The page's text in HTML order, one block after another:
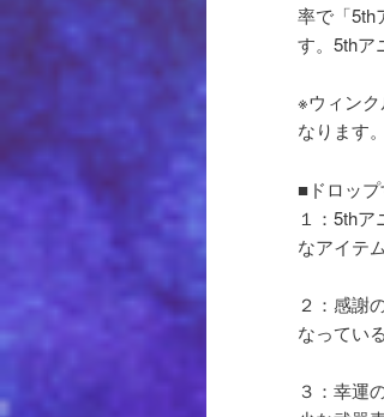
率で「5th
す。5thア
※ウィン
なります。
■ドロッ
１：5th
なアイテ
２：感謝
なってい
３：幸運